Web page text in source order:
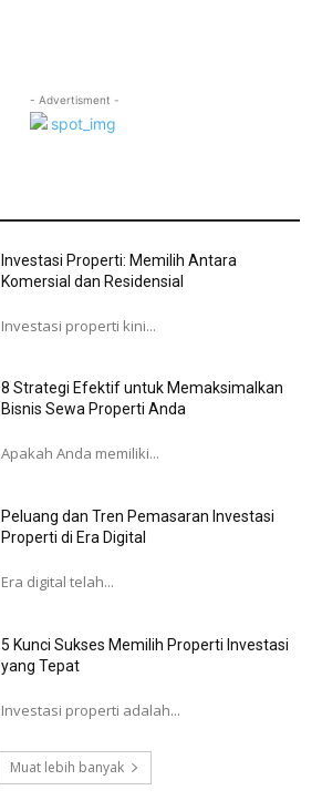
- Advertisment -
Investasi Properti: Memilih Antara
Komersial dan Residensial
Investasi properti kini...
8 Strategi Efektif untuk Memaksimalkan
Bisnis Sewa Properti Anda
Apakah Anda memiliki...
Peluang dan Tren Pemasaran Investasi
Properti di Era Digital
Era digital telah...
5 Kunci Sukses Memilih Properti Investasi
yang Tepat
Investasi properti adalah...
Muat lebih banyak